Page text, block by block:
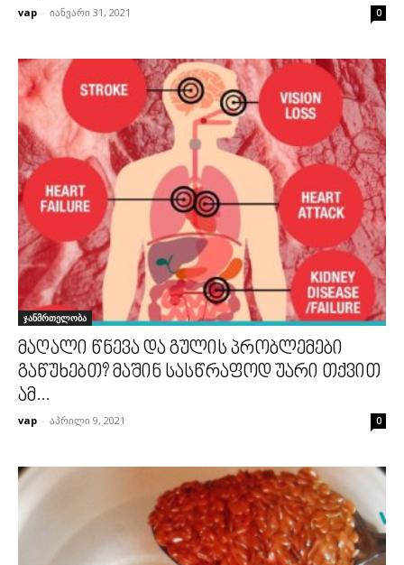
vap - იანვარი 31, 2021 0
ჯანმრთელობა
მაღალი წნევა და გულის პრობლემები
გაწუხებთ? მაშინ სასწრაფოდ უარი თქვით
ამ...
vap - აპრილი 9, 2021 0